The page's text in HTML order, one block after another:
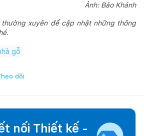
Ảnh: Bảo Khánh
xuyên để cập nhật những thông
gỗ
dõi
nối Thiết kế -